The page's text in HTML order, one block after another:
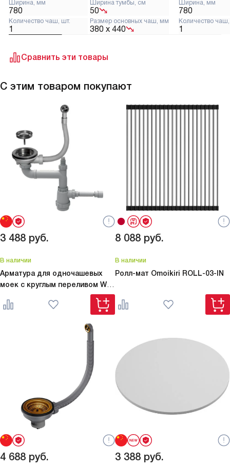
Сравнить эти товары
Ширина, мм
780
Ширина тумбы, см
50
Количество чаш, шт.
1
Размер основных чаш, мм
380 х 440
Ширина, мм
780
Количество
1
С этим товаром покупают
3 488 руб.
В наличии
Арматура для одночашевых
моек с круглым переливом WK-
8 088 руб.
В наличии
Ролл-мат Omoikiri ROLL-03-IN
4 688 руб. 3 388 руб.